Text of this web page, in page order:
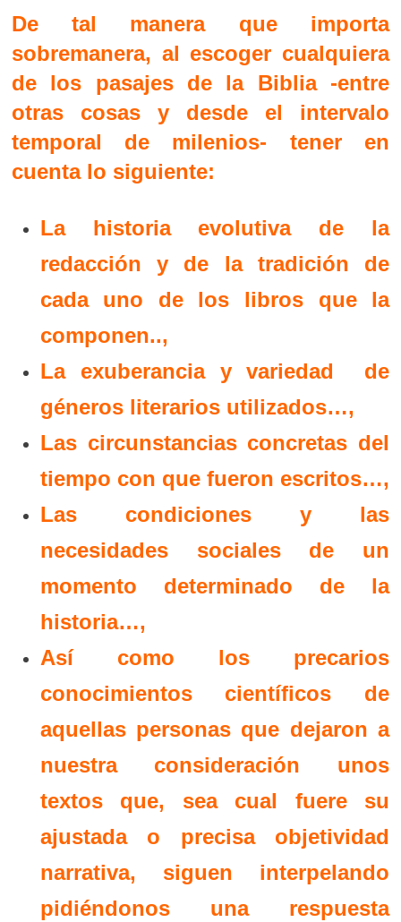
De tal manera que importa
sobremanera, al escoger cualquiera
de los pasajes de la Biblia -entre
otras cosas y desde el intervalo
temporal de milenios- tener en
cuenta lo siguiente:
La historia evolutiva de la
redacción y de la tradición de
cada uno de los libros que la
componen..,
La exuberancia y variedad de
géneros literarios utilizados…,
Las circunstancias concretas del
tiempo con que fueron escritos…,
Las condiciones y las
necesidades sociales de un
momento determinado de la
historia…,
Así como los precarios
conocimientos científicos de
aquellas personas que dejaron a
nuestra consideración unos
textos que, sea cual fuere su
ajustada o precisa objetividad
narrativa, siguen interpelando
pidiéndonos una respuesta